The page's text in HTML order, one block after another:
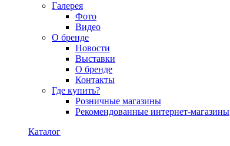
Галерея
Фото
Видео
О бренде
Новости
Выставки
О бренде
Контакты
Где купить?
Розничные магазины
Рекомендованные интернет-магазины
Каталог